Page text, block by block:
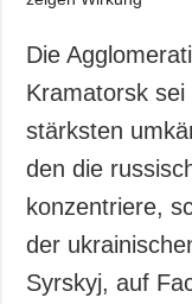
Die
Kramatorsk
stärksten
den die
konzentriere,
der
Syrskyj, auf